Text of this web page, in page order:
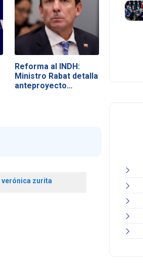
Reforma al INDH:
Ministro Rabat detalla
anteproyecto…
verónica zurita